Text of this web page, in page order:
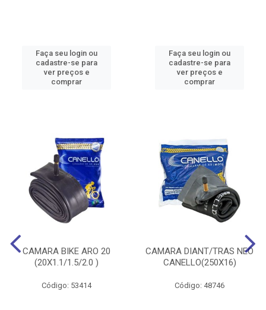
Faça seu login ou
cadastre-se para
ver preços e
comprar
Faça seu login ou
cadastre-se para
ver preços e
comprar
CAMARA BIKE ARO 20
(20X1.1/1.5/2.0 )
Código: 53414
CAMARA DIANT/TRAS NEO
CANELLO(250X16)
Código: 48746